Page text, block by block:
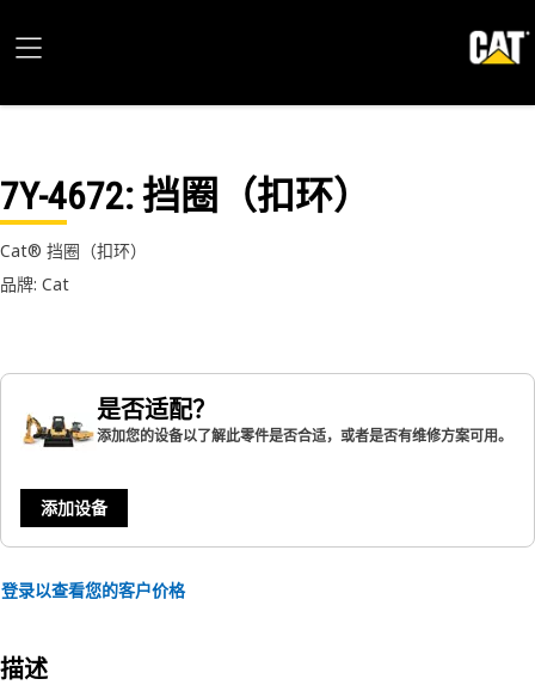
7Y-4672: 挡圈（扣环）
Cat® 挡圈（扣环）
品牌: Cat
是否适配？
添加您的设备以了解此零件是否合适，或者是否有维修方案可用。
添加设备
登录以查看您的客户价格
描述